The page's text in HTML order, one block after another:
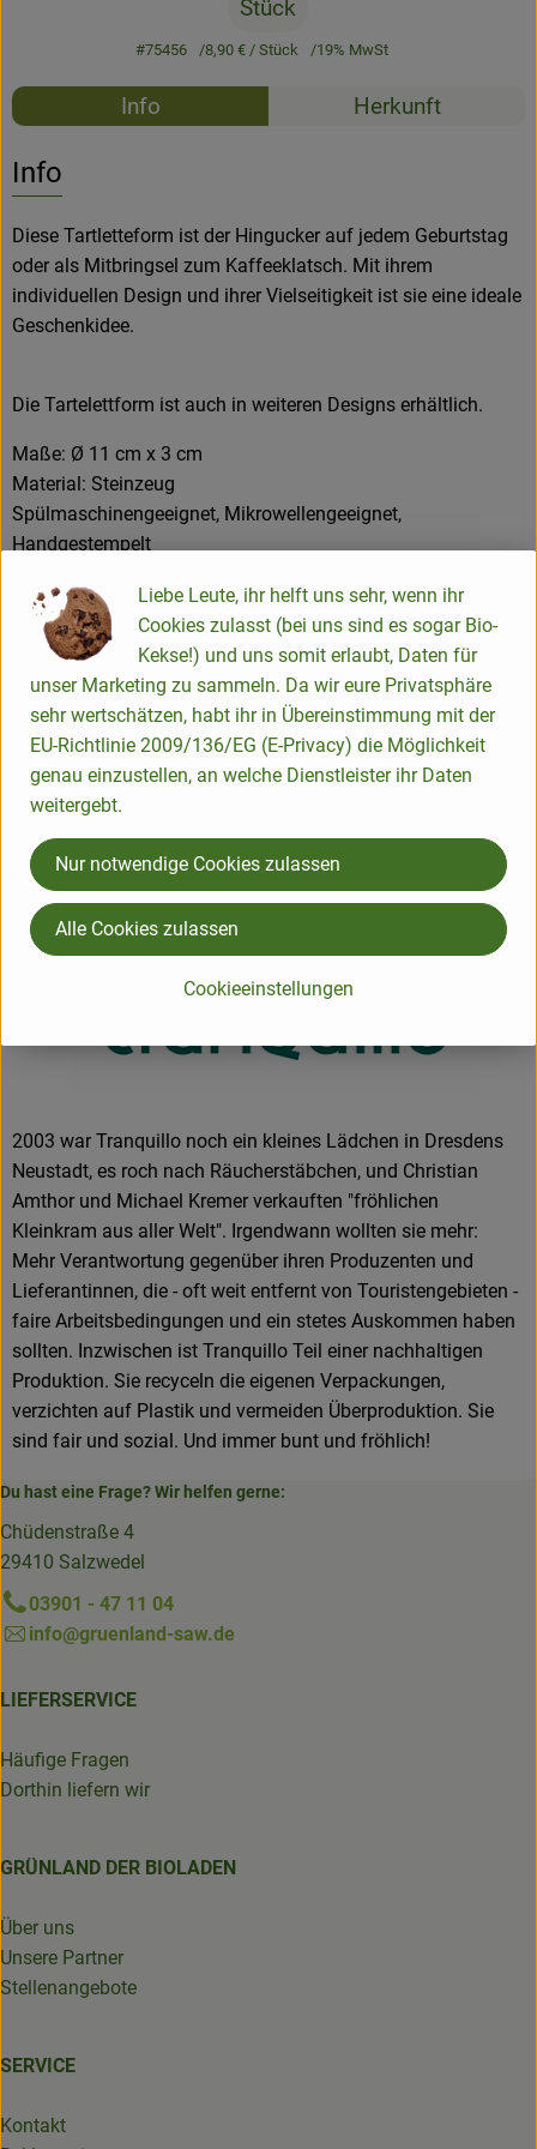
Stück
#75456 8,90 €/ Stück 19% MwSt
Rezepte
Info Herkunft
Info
Diese Tartletteform ist der Hingucker auf jedem Geburtstag
oder als Mitbringsel zum Kaffeeklatsch. Mit ihrem
individuellen Design und ihrer Vielseitigkeit ist sie eine ideale
Geschenkidee.
Die Tartelettform ist auch in weiteren Designs erhältlich.
Maße: Ø 11 cm x 3 cm
Material: Steinzeug
Spülmaschinengeeignet, Mikrowellengeeignet,
Handgestempelt
Produktinformationen
Herkunft
Hersteller: Tranquillo
Deutschland
Mehr Info
2003 war Tranquillo noch ein kleines Lädchen in Dresdens
Neustadt, es roch nach Räucherstäbchen, und Christian
Amthor und Michael Kremer verkauften "fröhlichen
Kleinkram aus aller Welt". Irgendwann wollten sie mehr:
Mehr Verantwortung gegenüber ihren Produzenten und
Lieferantinnen, die - oft weit entfernt von Touristengebieten -
faire Arbeitsbedingungen und ein stetes Auskommen haben
sollten. Inzwischen ist Tranquillo Teil einer nachhaltigen
Produktion. Sie recyceln die eigenen Verpackungen,
verzichten auf Plastik und vermeiden Überproduktion. Sie
sind fair und sozial. Und immer bunt und fröhlich!
Du hast eine Frage? Wir helfen gerne:
Chüdenstraße 4
29410 Salzwedel
03901 - 47 11 04
info@gruenland-saw.de
LIEFERSERVICE
Häufige Fragen
Dorthin liefern wir
GRÜNLAND DER BIOLADEN
Über uns
Unsere Partner
Stellenangebote
SERVICE
Kontakt
Liebe Leute, ihr helft uns sehr, wenn ihr
Cookies zulasst (bei uns sind es sogar Bio-
Kekse!) und uns somit erlaubt, Daten für
unser Marketing zu sammeln. Da wir eure Privatsphäre
sehr wertschätzen, habt ihr in Übereinstimmung mit der
EU-Richtlinie 2009/136/EG (E-Privacy) die Möglichkeit
genau einzustellen, an welche Dienstleister ihr Daten
weitergebt.
Cookieeinstellungen
Nur notwendige Cookies zulassen
Alle Cookies zulassen